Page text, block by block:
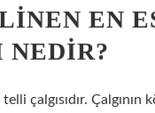
EN
çalgısıdır.